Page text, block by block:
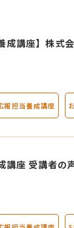
成講座】株式
報担当養成講座
講座 受講者の